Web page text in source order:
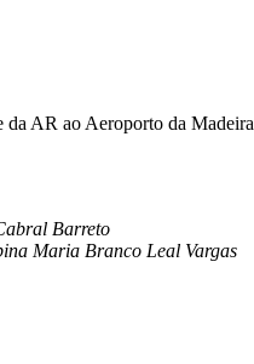
da AR ao Aeroporto da Madeira
Barreto
Maria Branco Leal Vargas